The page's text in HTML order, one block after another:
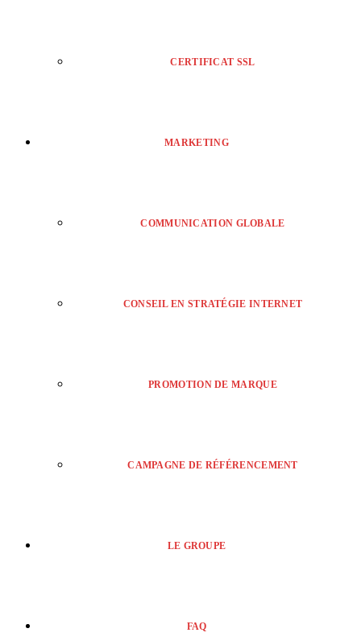
CERTIFICAT SSL
MARKETING
COMMUNICATION GLOBALE
CONSEIL EN STRATÉGIE INTERNET
PROMOTION DE MARQUE
CAMPAGNE DE RÉFÉRENCEMENT
LE GROUPE
FAQ